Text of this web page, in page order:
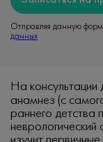
Отправляя данную
данных
На
анамнез (с
раннего детства